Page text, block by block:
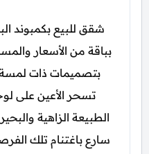
شقق للبيع بكمبوند
بباقة من الأسعار
بتصميمات ذات لمسة
تسحر الأعين على
الطبيعة الزاهية
سارع باغتنام تلك